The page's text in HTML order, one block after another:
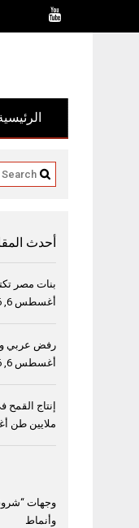
أحدث
بنات مصر
أغسطس 6, 2026
رفض عربي
أغسطس 6, 2026
ملايين طن
وجهات
وأنماط